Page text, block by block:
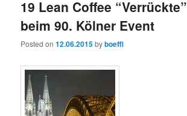
19 Lean Coffee “Verrückte”
beim 90. Kölner Event
Posted on12.06.2015byboeffi